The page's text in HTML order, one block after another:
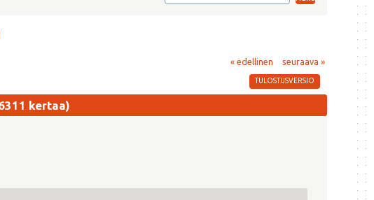
« edellinen seuraava »
TULOSTUSVERSIO
kertaa)